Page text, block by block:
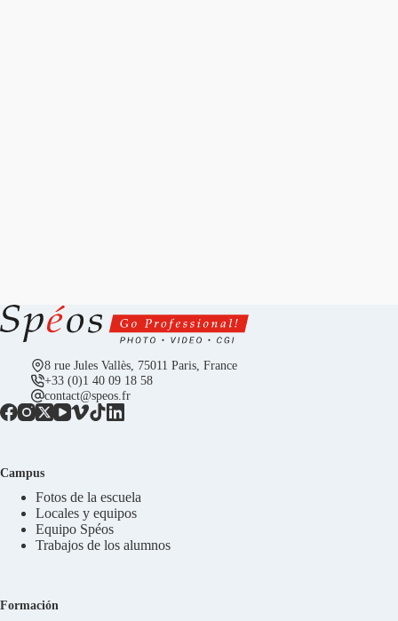
8 rue Jules Vallès, 75011 Paris, France
+33 (0)1 40 09 18 58
contact@speos.fr
Campus
Fotos de la escuela
Locales y equipos
Equipo Spéos
Trabajos de los alumnos
Formación